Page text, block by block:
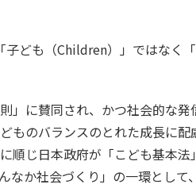
ども（Children）」ではなく
」に賛同され、かつ社会的な発
ものバランスのとれた成長に配
じ日本政府が「こども基本法」
なか社会づくり」の一環として